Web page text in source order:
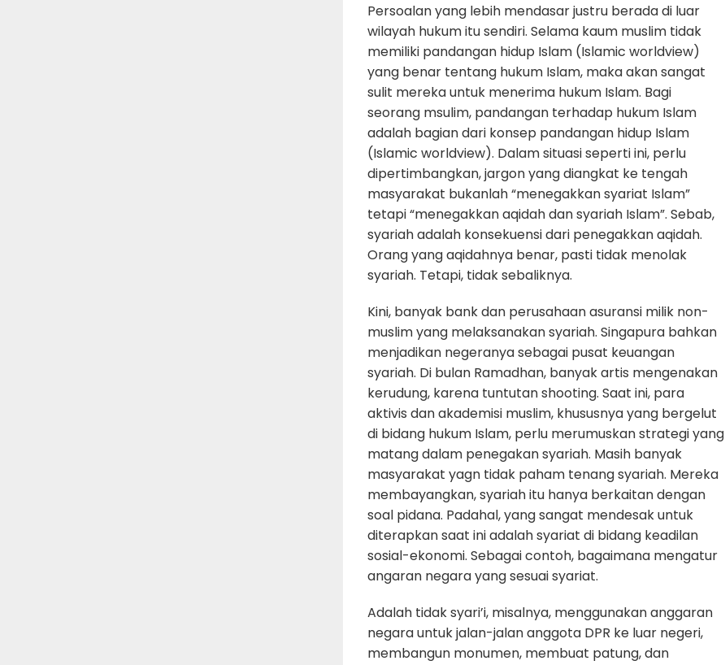
Persoalan yang lebih mendasar justru berada di luar
wilayah hukum itu sendiri. Selama kaum muslim tidak
memiliki pandangan hidup Islam (Islamic worldview)
yang benar tentang hukum Islam, maka akan sangat
sulit mereka untuk menerima hukum Islam. Bagi
seorang msulim, pandangan terhadap hukum Islam
adalah bagian dari konsep pandangan hidup Islam
(Islamic worldview). Dalam situasi seperti ini, perlu
dipertimbangkan, jargon yang diangkat ke tengah
masyarakat bukanlah “menegakkan syariat Islam”
tetapi “menegakkan aqidah dan syariah Islam”. Sebab,
syariah adalah konsekuensi dari penegakkan aqidah.
Orang yang aqidahnya benar, pasti tidak menolak
syariah. Tetapi, tidak sebaliknya.
Kini, banyak bank dan perusahaan asuransi milik non-
muslim yang melaksanakan syariah. Singapura bahkan
menjadikan negeranya sebagai pusat keuangan
syariah. Di bulan Ramadhan, banyak artis mengenakan
kerudung, karena tuntutan shooting. Saat ini, para
aktivis dan akademisi muslim, khususnya yang bergelut
di bidang hukum Islam, perlu merumuskan strategi yang
matang dalam penegakan syariah. Masih banyak
masyarakat yagn tidak paham tenang syariah. Mereka
membayangkan, syariah itu hanya berkaitan dengan
soal pidana. Padahal, yang sangat mendesak untuk
diterapkan saat ini adalah syariat di bidang keadilan
sosial-ekonomi. Sebagai contoh, bagaimana mengatur
angaran negara yang sesuai syariat.
Adalah tidak syari’i, misalnya, menggunakan anggaran
negara untuk jalan-jalan anggota DPR ke luar negeri,
membangun monumen, membuat patung, dan